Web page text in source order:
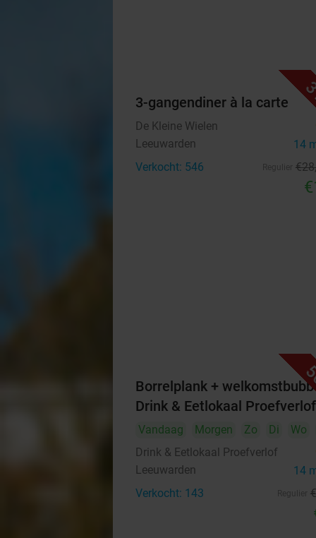
3-gangendiner à la carte
De Kleine Wielen
Leeuwarden 14
Verkocht: 546 €28
Borrelplank +
Drink & Eetlokaal Proefverlof
Vandaag Morgen Zo Di Wo
Drink & Eetlokaal Proefverlof
Leeuwarden 14
Verkocht: 143